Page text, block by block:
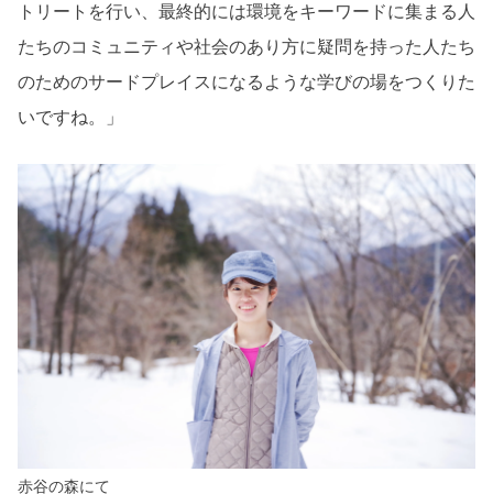
トリートを行い、最終的には環境をキーワードに集まる人
たちのコミュニティや社会のあり方に疑問を持った人たち
のためのサードプレイスになるような学びの場をつくりた
いですね。」
赤谷の森にて